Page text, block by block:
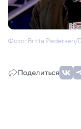
Фото: Britta Pedersen/
Поделиться